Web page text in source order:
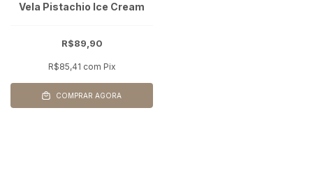
Vela Pistachio Ice Cream
R$89,90
R$85,41 com Pix
COMPRAR AGORA